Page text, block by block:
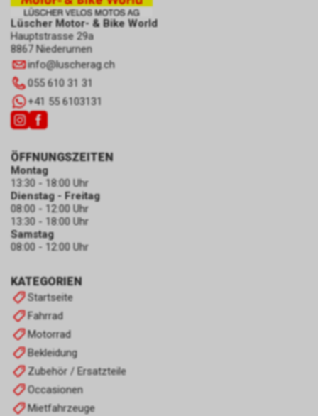
Lüscher Motor- & Bike World
Hauptstrasse 29a
8867 Niederurnen
info@luscherag.ch
055 610 31 31
+41 55 6103131
KATEGORIEN
Startseite
Fahrrad
Motorrad
Bekleidung
Zubehör / Ersatzteile
Occasionen
Mietfahrzeuge
ÖFFNUNGSZEITEN
Montag
13:30 - 18:00 Uhr
Dienstag - Freitag
08:00 - 12:00 Uhr
13:30 - 18:00 Uhr
Samstag
08:00 - 12:00 Uhr